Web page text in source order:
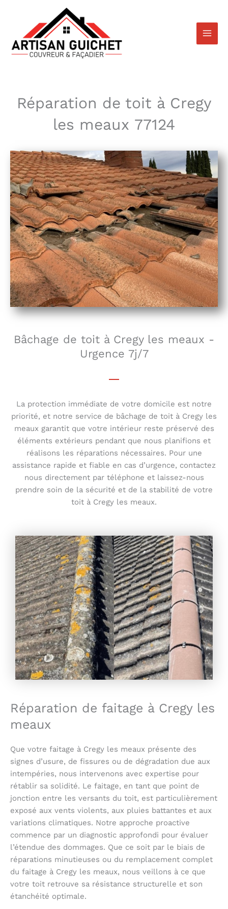
contenu
Réparation de toit à Cregy
les meaux 77124
Bâchage de toit à Cregy les meaux -
Urgence 7j/7
La protection immédiate de votre domicile est notre
priorité, et notre service de bâchage de toit à Cregy les
meaux garantit que votre intérieur reste préservé des
éléments extérieurs pendant que nous planifions et
réalisons les réparations nécessaires. Pour une
assistance rapide et fiable en cas d’urgence, contactez
nous directement par téléphone et laissez-nous
prendre soin de la sécurité et de la stabilité de votre
toit à Cregy les meaux.
Réparation de faitage à Cregy les
meaux
Que votre faitage à Cregy les meaux présente des
signes d’usure, de fissures ou de dégradation due aux
intempéries, nous intervenons avec expertise pour
rétablir sa solidité. Le faitage, en tant que point de
jonction entre les versants du toit, est particulièrement
exposé aux vents violents, aux pluies battantes et aux
variations climatiques. Notre approche proactive
commence par un diagnostic approfondi pour évaluer
l’étendue des dommages. Que ce soit par le biais de
réparations minutieuses ou du remplacement complet
du faitage à Cregy les meaux, nous veillons à ce que
votre toit retrouve sa résistance structurelle et son
étanchéité optimale.